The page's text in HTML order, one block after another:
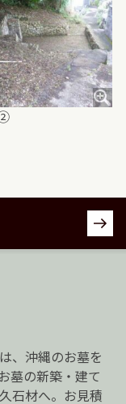
、沖縄のお墓を
墓の新築・建て
石材へ。お見積